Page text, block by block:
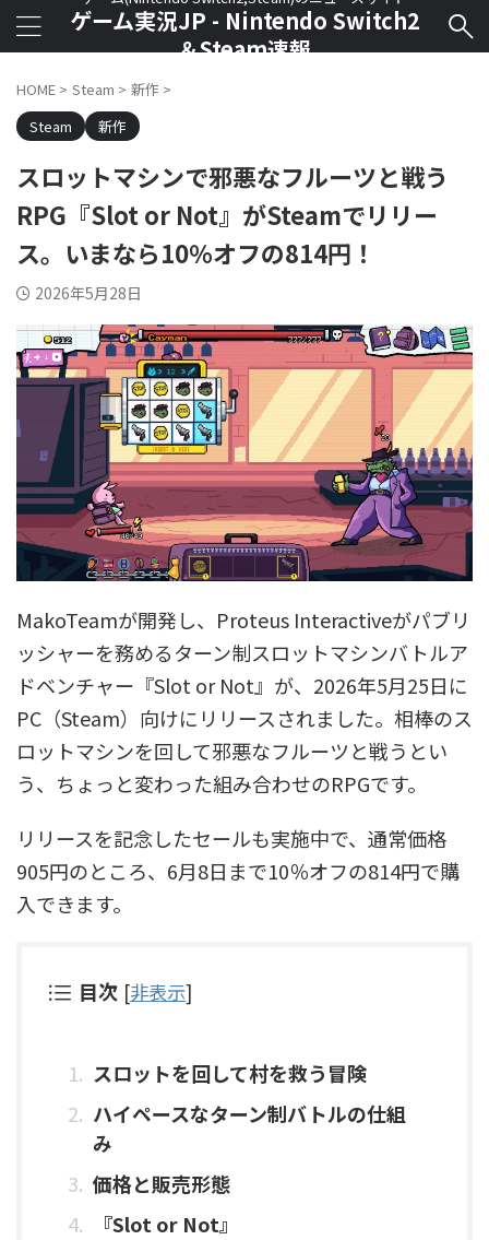
ゲーム実況JP - Nintendo Switch2
＆Steam速報
HOME > Steam > 新作 >
Steam
新作
スロットマシンで邪悪なフルーツと戦う
RPG『Slot or Not』がSteamでリリー
ス。いまなら10％オフの814円！
2026年5月28日
MakoTeamが開発し、Proteus Interactiveがパブリ
ッシャーを務めるターン制スロットマシンバトルア
ドベンチャー『Slot or Not』が、2026年5月25日に
PC（Steam）向けにリリースされました。相棒のス
ロットマシンを回して邪悪なフルーツと戦うとい
う、ちょっと変わった組み合わせのRPGです。
リリースを記念したセールも実施中で、通常価格
905円のところ、6月8日まで10％オフの814円で購
入できます。
目次 [非表示]
スロットを回して村を救う冒険
ハイペースなターン制バトルの仕組
み
価格と販売形態
『Slot or Not』